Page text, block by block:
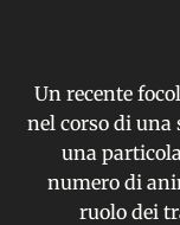
VITA
HOME
Un recente
nel corso di una
una
numero di
ruolo dei